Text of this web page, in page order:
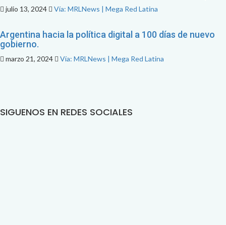
julio 13, 2024 Vía: MRLNews | Mega Red Latina
Argentina hacia la política digital a 100 días de nuevo
gobierno.
marzo 21, 2024 Vía: MRLNews | Mega Red Latina
SIGUENOS EN REDES SOCIALES